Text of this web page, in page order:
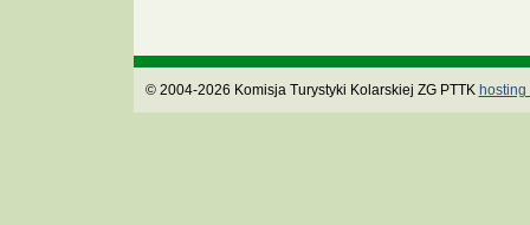
© 2004-2026 Komisja Turystyki Kolarskiej ZG PTTK hosting